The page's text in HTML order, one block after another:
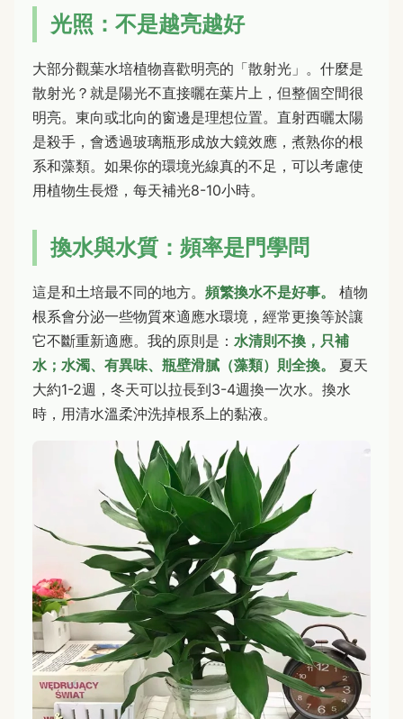
光照：不是越亮越好
大部分觀葉水培植物喜歡明亮的「散射光」。什麼是
散射光？就是陽光不直接曬在葉片上，但整個空間很
明亮。東向或北向的窗邊是理想位置。直射西曬太陽
是殺手，會透過玻璃瓶形成放大鏡效應，煮熟你的根
系和藻類。如果你的環境光線真的不足，可以考慮使
用植物生長燈，每天補光8-10小時。
換水與水質：頻率是門學問
這是和土培最不同的地方。 頻繁換水不是好事。
植物
根系會分泌一些物質來適應水環境，經常更換等於讓
它不斷重新適應。我的原則是： 水清則不換，只補
水；水濁、有異味、瓶壁滑膩（藻類）則全換。
夏天
大約1-2週，冬天可以拉長到3-4週換一次水。換水
時，用清水溫柔沖洗掉根系上的黏液。